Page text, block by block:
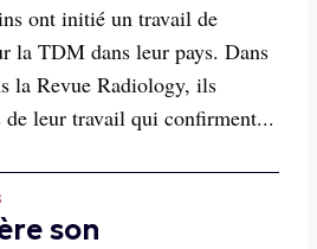
ont initié un travail de
la TDM dans leur pays. Dans
la Revue Radiology, ils
de leur travail qui confirment...
son